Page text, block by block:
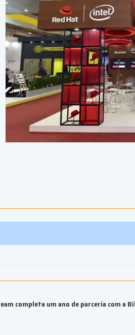
completa um ano de parceria com a